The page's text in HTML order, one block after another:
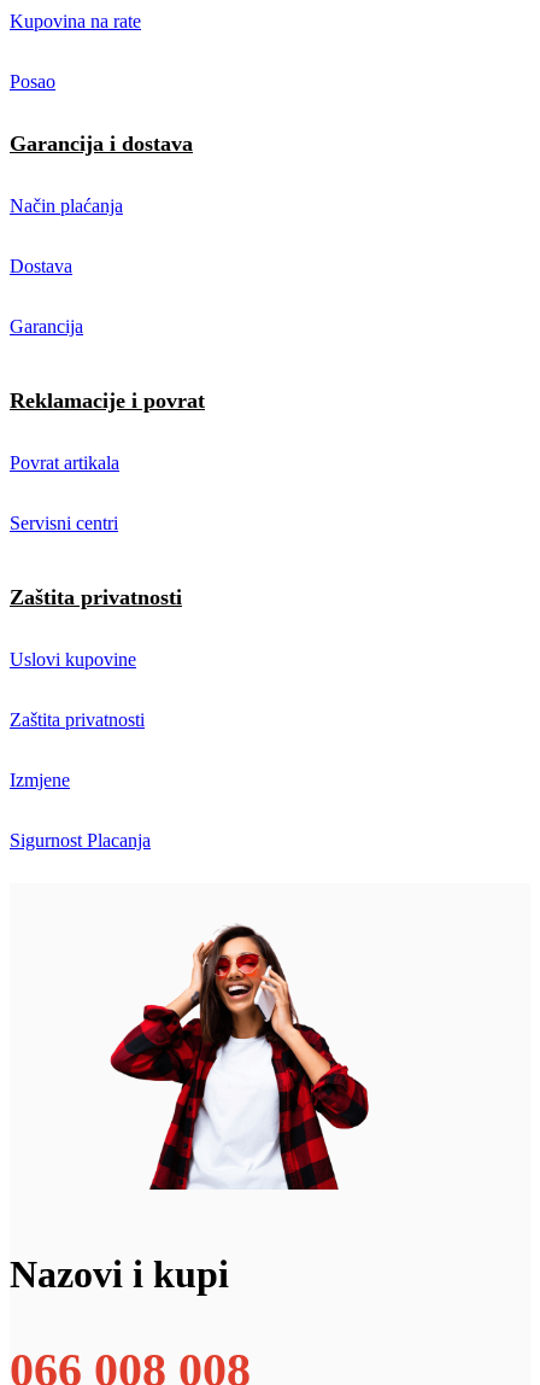
Kupovina na rate
Posao
Garancija i dostava
Način plaćanja
Dostava
Garancija
Reklamacije i povrat
Povrat artikala
Servisni centri
Zaštita privatnosti
Uslovi kupovine
Zaštita privatnosti
Izmjene
Sigurnost Placanja
Nazovi i kupi
066 008 008